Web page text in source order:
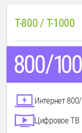
T-800 / T-1000
Интернет
Цифровое ТВ